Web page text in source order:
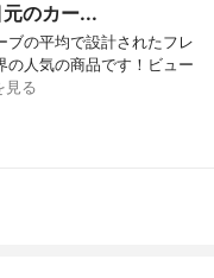
のカー...
ブの平均で設計されたフレ
の人気の商品です！ビュー
見る